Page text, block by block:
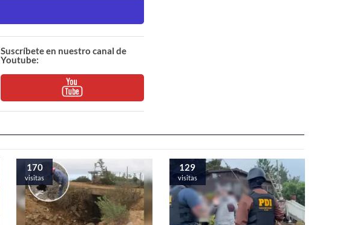
Suscríbete en nuestro canal de
Youtube:
170
visitas
129
visitas